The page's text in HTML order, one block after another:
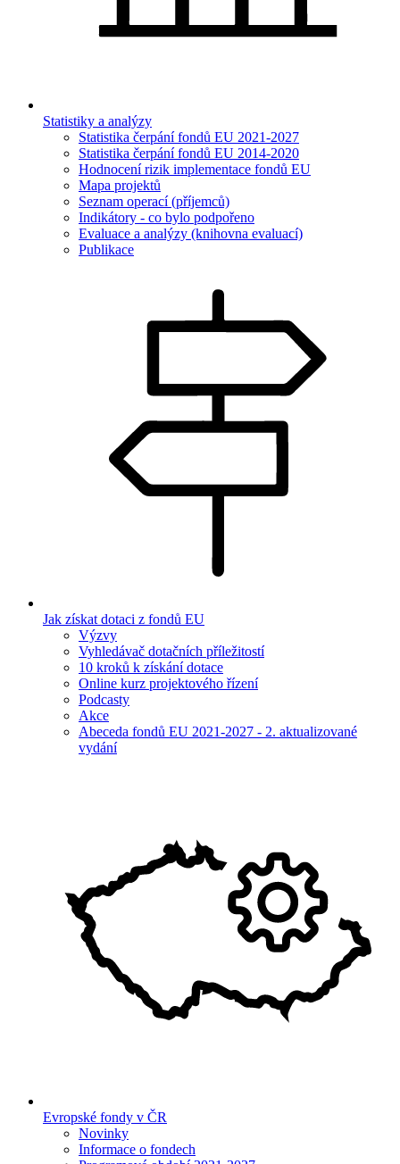
Statistiky a analýzy
Statistika čerpání fondů EU 2021-2027
Statistika čerpání fondů EU 2014-2020
Hodnocení rizik implementace fondů EU
Mapa projektů
Seznam operací (příjemců)
Indikátory - co bylo podpořeno
Evaluace a analýzy (knihovna evaluací)
Publikace
Jak získat dotaci z fondů EU
Výzvy
Vyhledávač dotačních příležitostí
10 kroků k získání dotace
Online kurz projektového řízení
Podcasty
Akce
Abeceda fondů EU 2021-2027 - 2. aktualizované
vydání
Evropské fondy v ČR
Novinky
Informace o fondech